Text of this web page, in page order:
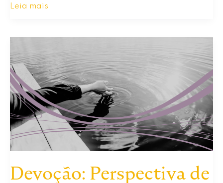
Não
Leia mais
Devoção: Perspectiva de